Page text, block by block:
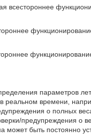
всестороннее
параметров
реальном времени,
о полных
предупреждения о
быть постоянно